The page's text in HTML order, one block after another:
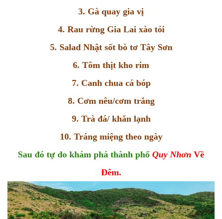
3. Gà quay gia vị
4. Rau rừng Gia Lai xào tỏi
5. Salad Nhật sốt bò tơ Tây Sơn
6. Tôm thịt kho rim
7. Canh chua cá bóp
8. Cơm nêu/cơm trắng
9. Trà đá/ khăn lạnh
10. Tráng miệng theo ngày
Sau đó tự do khám phá thành phố Quy Nhơn Về
Đêm.